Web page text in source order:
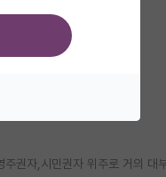
자,시민권자 위주로 거의 대